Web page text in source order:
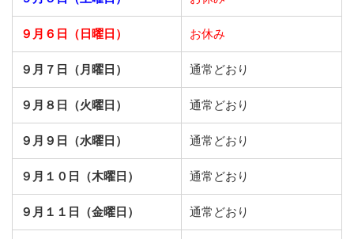
９月６日（日曜日） お休み
９月７日（月曜日） 通常どおり
９月８日（火曜日） 通常どおり
９月９日（水曜日） 通常どおり
９月１０日（木曜日） 通常どおり
９月１１日（金曜日） 通常どおり